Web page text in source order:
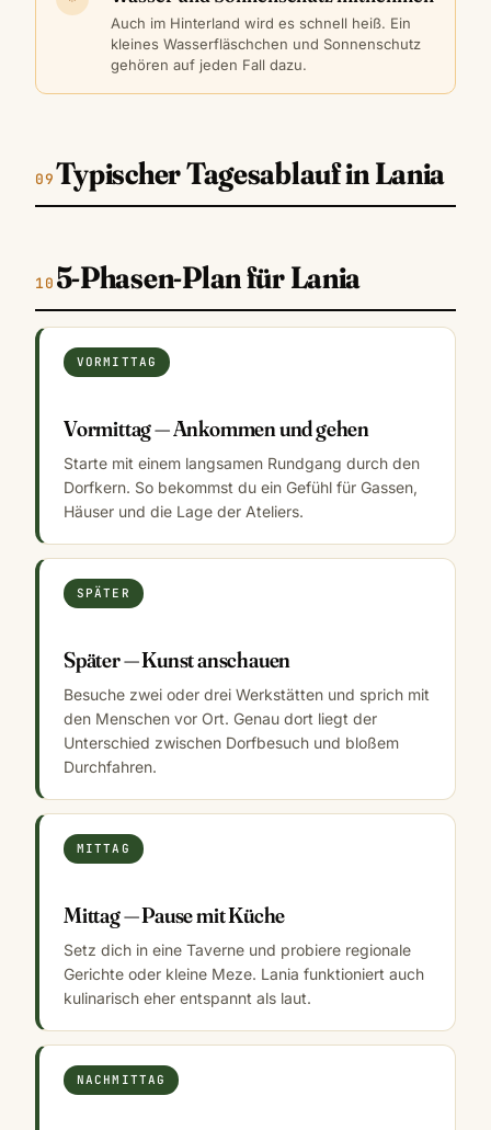
Auch im Hinterland wird es schnell heiß. Ein
kleines Wasserfläschchen und Sonnenschutz
gehören auf jeden Fall dazu.
Typischer Tagesablauf in Lania
5-Phasen-Plan für Lania
VORMITTAG
Vormittag — Ankommen und gehen
Starte mit einem langsamen Rundgang durch den
Dorfkern. So bekommst du ein Gefühl für Gassen,
Häuser und die Lage der Ateliers.
SPÄTER
Später — Kunst anschauen
Besuche zwei oder drei Werkstätten und sprich mit
den Menschen vor Ort. Genau dort liegt der
Unterschied zwischen Dorfbesuch und bloßem
Durchfahren.
MITTAG
Mittag — Pause mit Küche
Setz dich in eine Taverne und probiere regionale
Gerichte oder kleine Meze. Lania funktioniert auch
kulinarisch eher entspannt als laut.
NACHMITTAG